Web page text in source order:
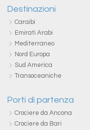
Destinazioni
Caraibi
Emirati Arabi
Mediterraneo
Nord Europa
Sud America
Transoceaniche
Porti di partenza
Crociere da Ancona
Crociere da Bari